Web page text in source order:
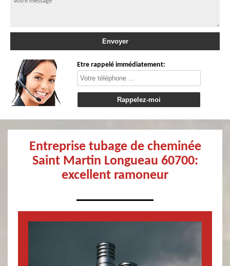
Etre rappelé immédiatement:
Entreprise tubage de cheminée
Saint Martin Longueau 60700:
excellent ramoneur